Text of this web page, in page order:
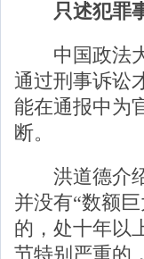
只述犯罪事
中国政法大
通过刑事诉讼
能在通报中为
断。
洪道德介绍
并没有“数额
的，处十年以
节特别严重的